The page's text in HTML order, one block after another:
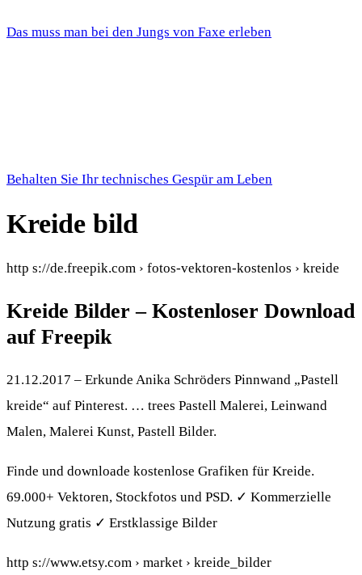
Das muss man bei den Jungs von Faxe erleben
Behalten Sie Ihr technisches Gespür am Leben
Kreide bild
http s://de.freepik.com › fotos-vektoren-kostenlos › kreide
Kreide Bilder – Kostenloser Download
auf Freepik
21.12.2017 – Erkunde Anika Schröders Pinnwand „Pastell
kreide“ auf Pinterest. … trees Pastell Malerei, Leinwand
Malen, Malerei Kunst, Pastell Bilder.
Finde und downloade kostenlose Grafiken für Kreide.
69.000+ Vektoren, Stockfotos und PSD. ✓ Kommerzielle
Nutzung gratis ✓ Erstklassige Bilder
http s://www.etsy.com › market › kreide_bilder